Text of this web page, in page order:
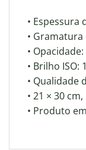
• Espessura
• Gramatura
• Opacidade:
• Brilho ISO:
• Qualidade
• 21 × 30
• Produto